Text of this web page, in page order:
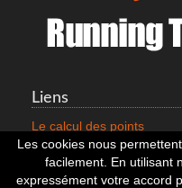
Liens
Le calcul des points
Mentions légales
Nous contacter
Cookies
Les cookies nous
facilement. En utilisant
expressément votre accord